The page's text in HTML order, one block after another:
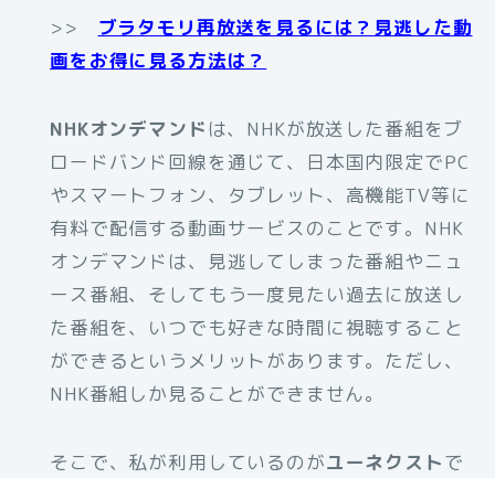
>> ブラタモリ再放送を見るには？見逃した動
画をお得に見る方法は？
NHKオンデマンド は、NHKが放送した番組をブ
ロードバンド回線を通じて、日本国内限定でPC
やスマートフォン、タブレット、高機能TV等に
有料で配信する動画サービスのことです。NHK
オンデマンドは、見逃してしまった番組やニュ
ース番組、そしてもう一度見たい過去に放送し
た番組を、いつでも好きな時間に視聴すること
ができるというメリットがあります。ただし、
NHK番組しか見ることができません。
そこで、私が利用しているのがユーネクストで